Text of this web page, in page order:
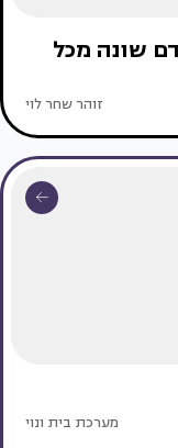
שונה מכל
זוהר שחר לוי
מערכת בית ונוי